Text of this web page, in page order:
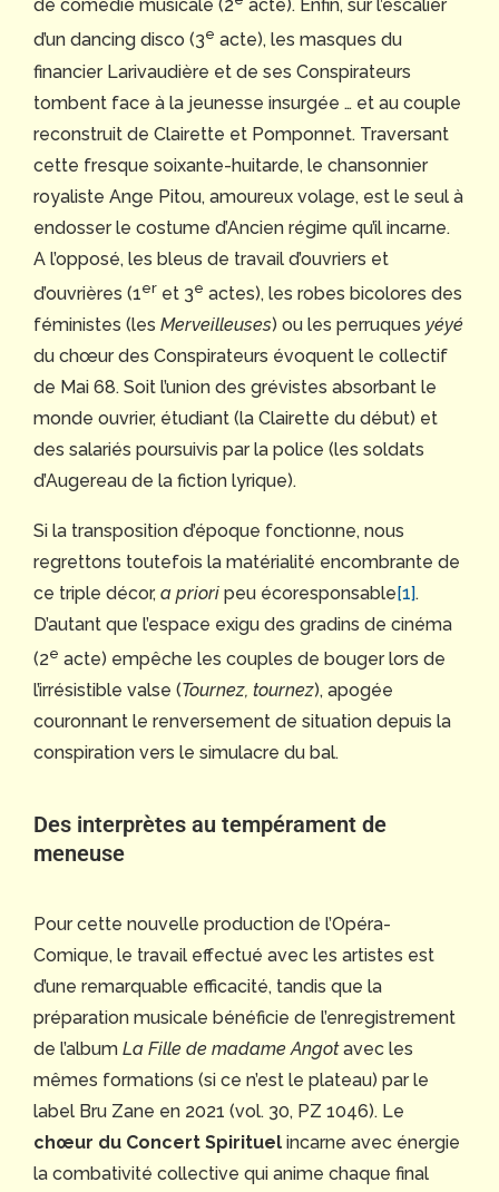
de comédie musicale (2
acte). Enfin, sur l’escalier
d’un dancing disco (3e acte), les masques du
financier Larivaudière et de ses Conspirateurs
tombent face à la jeunesse insurgée … et au couple
reconstruit de Clairette et Pomponnet. Traversant
cette fresque soixante-huitarde, le chansonnier
royaliste Ange Pitou, amoureux volage, est le seul à
endosser le costume d’Ancien régime qu’il incarne.
A l’opposé, les bleus de travail d’ouvriers et
d’ouvrières (1er et 3e actes), les robes bicolores des
féministes (les Merveilleuses) ou les perruques yéyé
du chœur des Conspirateurs évoquent le collectif
de Mai 68. Soit l’union des grévistes absorbant le
monde ouvrier, étudiant (la Clairette du début) et
des salariés poursuivis par la police (les soldats
d’Augereau de la fiction lyrique).
Si la transposition d’époque fonctionne, nous
regrettons toutefois la matérialité encombrante de
ce triple décor, a priori peu écoresponsable[1].
D’autant que l’espace exigu des gradins de cinéma
(2e acte) empêche les couples de bouger lors de
l’irrésistible valse (Tournez, tournez), apogée
couronnant le renversement de situation depuis la
conspiration vers le simulacre du bal.
Des interprètes au tempérament de
meneuse
Pour cette nouvelle production de l’Opéra-
Comique, le travail effectué avec les artistes est
d’une remarquable efficacité, tandis que la
préparation musicale bénéficie de l’enregistrement
de l’album La Fille de madame Angotavec les
mêmes formations (si ce n’est le plateau) par le
label Bru Zane en 2021 (vol. 30, PZ 1046). Le
chœur du Concert Spirituel incarne avec énergie
la combativité collective qui anime chaque final